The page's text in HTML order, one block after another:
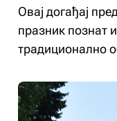
Овај догађај
празник познат
традиционално